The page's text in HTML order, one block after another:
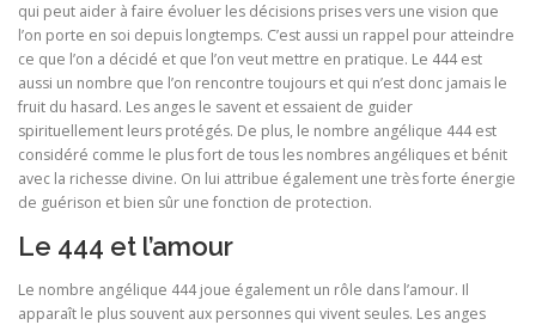
qui peut aider à faire évoluer les décisions prises vers une vision que
l’on porte en soi depuis longtemps. C’est aussi un rappel pour atteindre
ce que l’on a décidé et que l’on veut mettre en pratique. Le 444 est
aussi un nombre que l’on rencontre toujours et qui n’est donc jamais le
fruit du hasard. Les anges le savent et essaient de guider
spirituellement leurs protégés. De plus, le nombre angélique 444 est
considéré comme le plus fort de tous les nombres angéliques et bénit
avec la richesse divine. On lui attribue également une très forte énergie
de guérison et bien sûr une fonction de protection.
Le 444 et l’amour
Le nombre angélique 444 joue également un rôle dans l’amour. Il
apparaît le plus souvent aux personnes qui vivent seules. Les anges